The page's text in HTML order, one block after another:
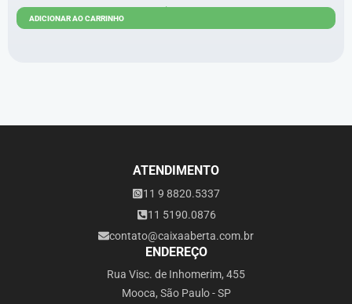
ADICIONAR AO CARRINHO
ATENDIMENTO
11 9 8820.5337
11 5190.0876
contato@caixaaberta.com.br
ENDEREÇO
Rua Visc. de Inhomerim, 455
Mooca, São Paulo - SP